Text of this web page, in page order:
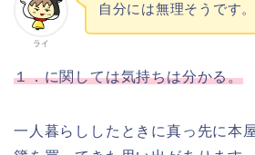
ライ
自分には無理そうです。
１．に関しては気持ちは分かる。
一人暮らししたときに真っ先に本